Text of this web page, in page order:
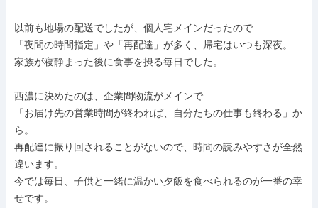
以前も地場の配送でしたが、個人宅メインだったので
「夜間の時間指定」や「再配達」が多く、帰宅はいつも深夜。
家族が寝静まった後に食事を摂る毎日でした。
西濃に決めたのは、企業間物流がメインで
「お届け先の営業時間が終われば、自分たちの仕事も終わる」か
ら。
再配達に振り回されることがないので、時間の読みやすさが全然
違います。
今では毎日、子供と一緒に温かい夕飯を食べられるのが一番の幸
せです。